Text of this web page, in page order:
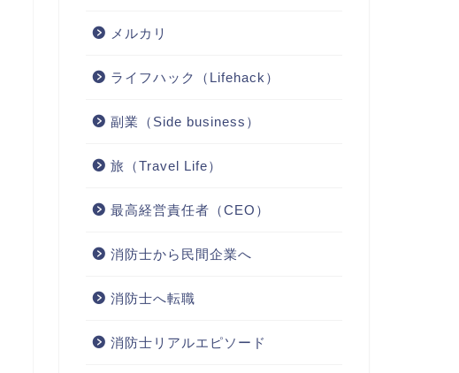
メルカリ
ライフハック（Lifehack）
副業（Side business）
旅（Travel Life）
最高経営責任者（CEO）
消防士から民間企業へ
消防士へ転職
消防士リアルエピソード